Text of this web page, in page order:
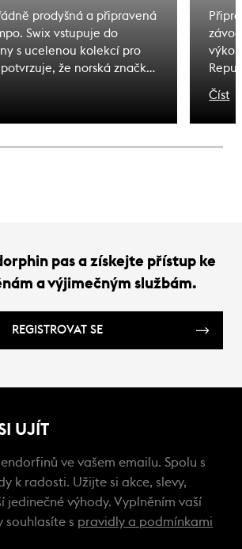
prodyšná a připravená
Swix vstupuje do
s ucelenou kolekcí pro
že norská značka
jen do zimy. Novou
najdete skladem v
- největší specialista
Číst
pas a získejte přístup ke
a výjimečným službám.
REGISTROVAT SE
UJÍT
ve vašem emailu. Spolu s
k radosti. Užijte si akce, slevy,
jedinečné výhody. Vyplněním vaší
souhlasíte s pravidly a podmínkami